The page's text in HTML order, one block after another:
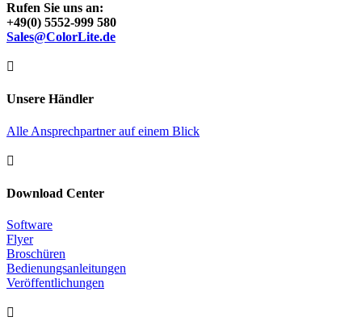
Rufen Sie uns an:
+49(0) 5552-999 580
Sales@ColorLite.de

Unsere Händler
Alle Ansprechpartner auf einem Blick

Download Center
Software
Flyer
Broschüren
Bedienungsanleitungen
Veröffentlichungen
